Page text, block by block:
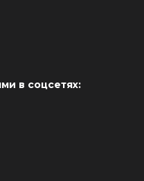
в соцсетях: